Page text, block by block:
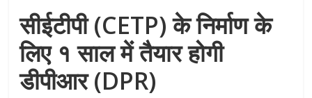
सीईटीपी (CETP) के निर्माण के
लिए १ साल में तैयार होगी
डीपीआर (DPR)